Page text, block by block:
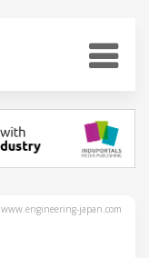
www.engineering-japan.com